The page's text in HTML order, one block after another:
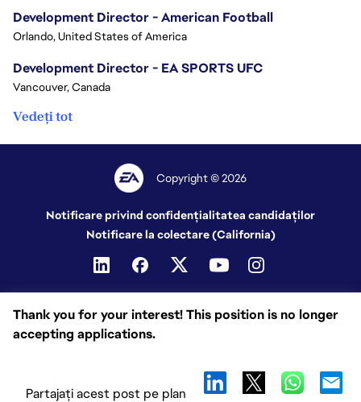
Thank you for your interest! This position is no longer
accepting applications.
Partajați acest post pe plan
Development Director - American Football
Orlando, United States of America
Development Director - EA SPORTS UFC
Vancouver, Canada
Vedeți tot
Copyright © 2026
Notificare privind confidențialitatea candidaților
Notificare la colectare (California)